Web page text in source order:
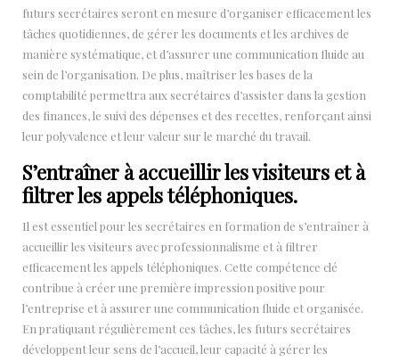
futurs secrétaires seront en mesure d’organiser efficacement les
tâches quotidiennes, de gérer les documents et les archives de
manière systématique, et d’assurer une communication fluide au
sein de l’organisation. De plus, maîtriser les bases de la
comptabilité permettra aux secrétaires d’assister dans la gestion
des finances, le suivi des dépenses et des recettes, renforçant ainsi
leur polyvalence et leur valeur sur le marché du travail.
S’entraîner à accueillir les visiteurs et à
filtrer les appels téléphoniques.
Il est essentiel pour les secrétaires en formation de s’entraîner à
accueillir les visiteurs avec professionnalisme et à filtrer
efficacement les appels téléphoniques. Cette compétence clé
contribue à créer une première impression positive pour
l’entreprise et à assurer une communication fluide et organisée.
En pratiquant régulièrement ces tâches, les futurs secrétaires
développent leur sens de l’accueil, leur capacité à gérer les